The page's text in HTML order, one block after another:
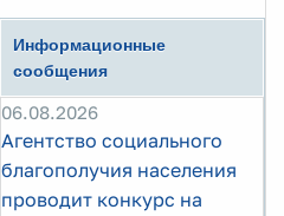
Информационные
сообщения
06.08.2026
Агентство социального
благополучия населения
проводит конкурс на